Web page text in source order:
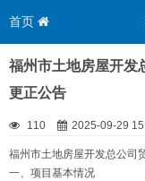
首页
福州市土地房屋开发
更正公告
110 2025-09-29
福州市土地房屋开发总公司
一、项目基本情况